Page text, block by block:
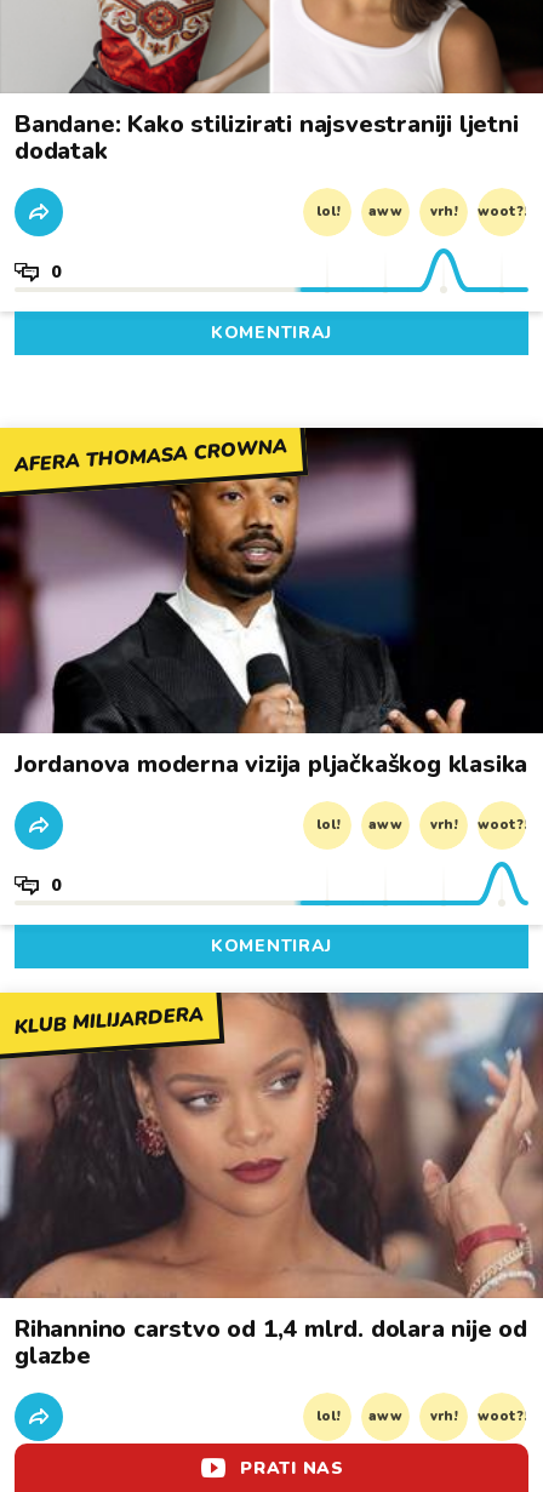
Bandane: Kako stilizirati najsvestraniji ljetni
dodatak
lol! aww vrh! woot?!
0
KOMENTIRAJ
AFERA THOMASA CROWNA
Jordanova moderna vizija pljačkaškog klasika
lol! aww vrh! woot?!
0
KOMENTIRAJ
KLUB MILIJARDERA
Rihannino carstvo od 1,4 mlrd. dolara nije od
glazbe
lol! aww vrh! woot?!
PRATI NAS